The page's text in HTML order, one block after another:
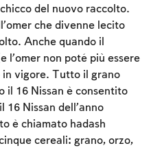
del nuovo raccolto.
che divenne lecito
Anche quando il
l’omer non poté più essere
vigore. Tutto il grano
il 16 Nissan è consentito
16 Nissan dell’anno
è chiamato hadash
cereali: grano, orzo,